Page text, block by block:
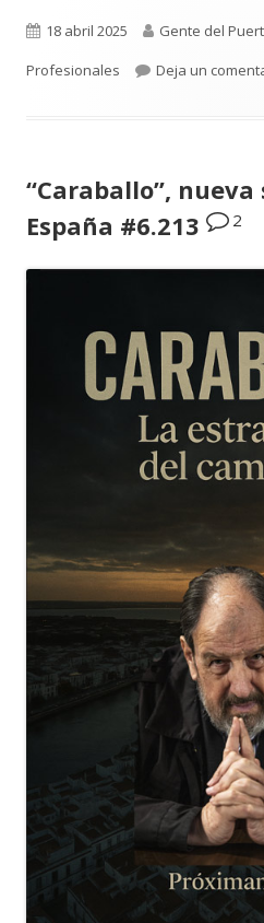
Publicado
el
18 abril 2025 Autor
Gente del
Profesionales
Deja un
“Caraballo”, nueva
España #6.213
2